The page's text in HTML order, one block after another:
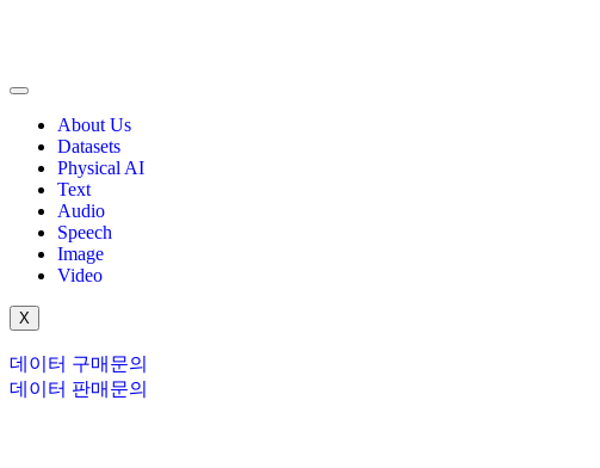
About Us
Datasets
Physical AI
Text
Audio
Speech
Image
Video
X
데이터 구매문의
데이터 판매문의